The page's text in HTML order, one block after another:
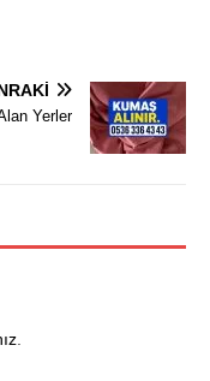
Yerler